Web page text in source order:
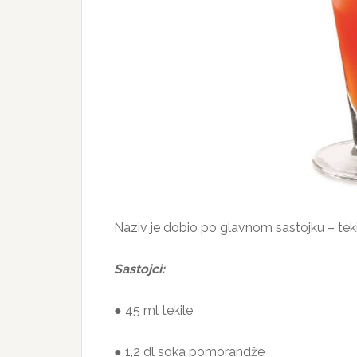
Naziv je dobio po glavnom sastojku –
Sastojci:
● 45 ml tekile
● 1,2 dl soka pomorandže